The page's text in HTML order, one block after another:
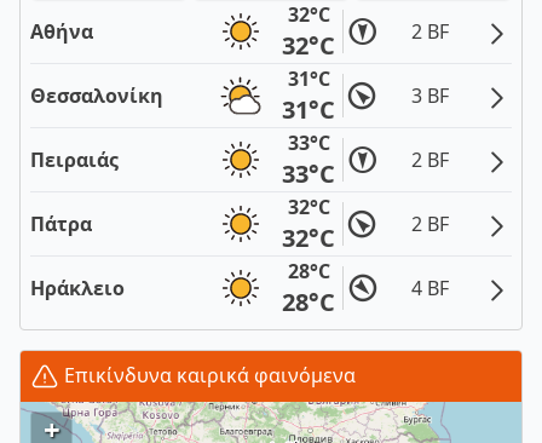
Αθήνα
32°C
32°C 2 BF
Θεσσαλονίκη
31°C
31°C 3 BF
Πειραιάς
33°C
33°C 2 BF
Πάτρα
32°C
32°C 2 BF
Ηράκλειο
28°C
28°C 4 BF
Επικίνδυνα καιρικά φαινόμενα
+